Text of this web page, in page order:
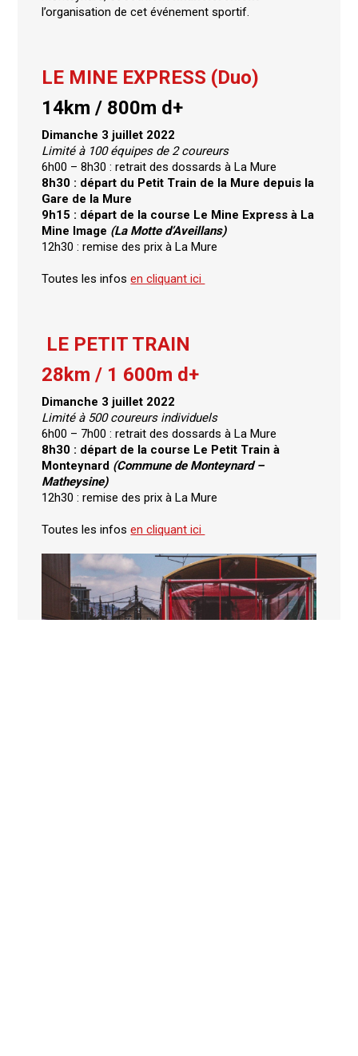
l’organisation de cet événement sportif.
LE MINE EXPRESS (Duo)
14km / 800m d+
Dimanche 3 juillet 2022
Limité à 100 équipes de 2 coureurs
6h00 – 8h30 : retrait des dossards à La Mure
8h30 : départ du Petit Train de la Mure depuis la
Gare de la Mure
9h15 : départ de la course Le Mine Express à La
Mine Image (La Motte d’Aveillans)
12h30 : remise des prix à La Mure
Toutes les infosen cliquant ici
LE PETIT TRAIN
28km / 1 600m d+
Dimanche 3 juillet 2022
Limité à 500 coureurs individuels
6h00 – 7h00 : retrait des dossards à La Mure
8h30 : départ de la course Le Petit Train à
Monteynard (Commune de Monteynard –
Matheysine)
12h30 : remise des prix à La Mure
Toutes les infosen cliquant ici